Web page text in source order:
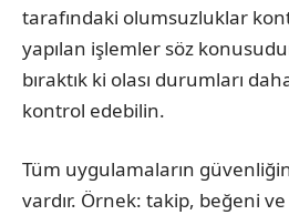
tarafındaki olumsuzluklar
yapılan işlemler söz
bıraktık ki olası durumları
kontrol edebilin.
Tüm uygulamaların
vardır. Örnek: takip, beğeni